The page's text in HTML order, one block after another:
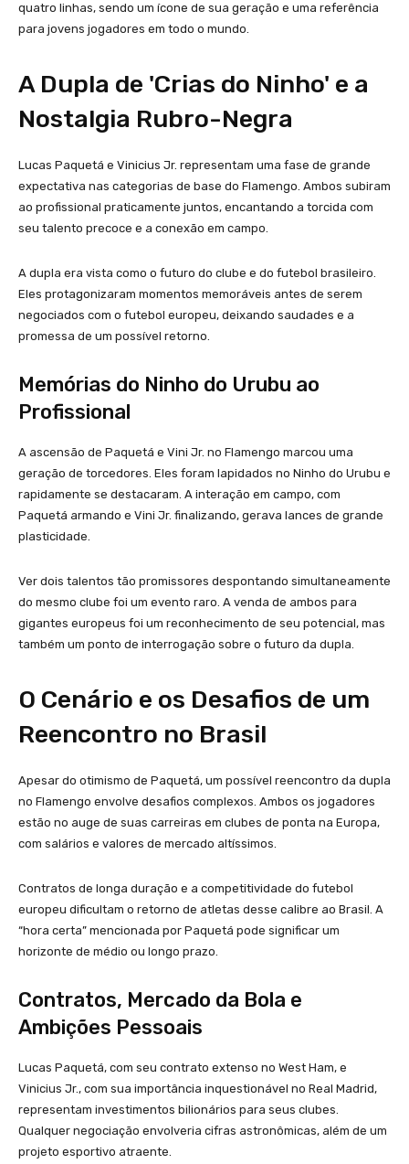
quatro linhas, sendo um ícone de sua geração e uma referência
para jovens jogadores em todo o mundo.
A Dupla de 'Crias do Ninho' e a
Nostalgia Rubro-Negra
Lucas Paquetá e Vinicius Jr. representam uma fase de grande
expectativa nas categorias de base do Flamengo. Ambos subiram
ao profissional praticamente juntos, encantando a torcida com
seu talento precoce e a conexão em campo.
A dupla era vista como o futuro do clube e do futebol brasileiro.
Eles protagonizaram momentos memoráveis antes de serem
negociados com o futebol europeu, deixando saudades e a
promessa de um possível retorno.
Memórias do Ninho do Urubu ao
Profissional
A ascensão de Paquetá e Vini Jr. no Flamengo marcou uma
geração de torcedores. Eles foram lapidados no Ninho do Urubu e
rapidamente se destacaram. A interação em campo, com
Paquetá armando e Vini Jr. finalizando, gerava lances de grande
plasticidade.
Ver dois talentos tão promissores despontando simultaneamente
do mesmo clube foi um evento raro. A venda de ambos para
gigantes europeus foi um reconhecimento de seu potencial, mas
também um ponto de interrogação sobre o futuro da dupla.
O Cenário e os Desafios de um
Reencontro no Brasil
Apesar do otimismo de Paquetá, um possível reencontro da dupla
no Flamengo envolve desafios complexos. Ambos os jogadores
estão no auge de suas carreiras em clubes de ponta na Europa,
com salários e valores de mercado altíssimos.
Contratos de longa duração e a competitividade do futebol
europeu dificultam o retorno de atletas desse calibre ao Brasil. A
“hora certa” mencionada por Paquetá pode significar um
horizonte de médio ou longo prazo.
Contratos, Mercado da Bola e
Ambições Pessoais
Lucas Paquetá, com seu contrato extenso no West Ham, e
Vinicius Jr., com sua importância inquestionável no Real Madrid,
representam investimentos bilionários para seus clubes.
Qualquer negociação envolveria cifras astronômicas, além de um
projeto esportivo atraente.